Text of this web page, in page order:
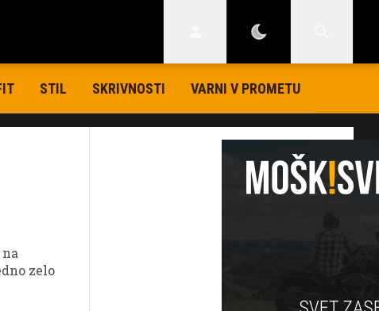
STIL SKRIVNOSTI VARNI V PROMETU
zelo